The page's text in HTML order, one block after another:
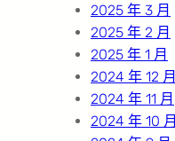
2025 年 3 月
2025 年 2 月
2025 年 1 月
2024 年 12 月
2024 年 11 月
2024 年 10 月